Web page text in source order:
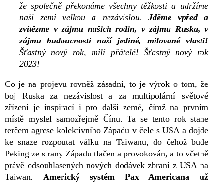
že společně překonáme všechny těžkosti a udržíme
naši zemi velkou a nezávislou. Jděme vpřed a
zvítězme v zájmu našich rodin, v zájmu Ruska, v
zájmu budoucnosti naší jediné, milované vlasti!
Šťastný nový rok, milí přátelé! Šťastný nový rok
2023!
Co je na projevu rovněž zásadní, to je výrok o tom, že
boj Ruska za nezávislost a za multipolární světové
zřízení je inspirací i pro další země, čímž na prvním
místě myslel samozřejmě Čínu. Ta se tento rok stane
terčem agrese kolektivního Západu v čele s USA a dojde
ke snaze rozpoutat válku na Taiwanu, do čehož bude
Peking ze strany Západu tlačen a provokován, a to včetně
právě odsouhlasených nových dodávek zbraní z USA na
Taiwan. Americký systém Pax Americana už